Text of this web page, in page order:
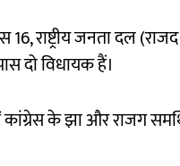
राष्ट्रीय जनता दल
दो विधायक हैं।
कांग्रेस के झा और राजग